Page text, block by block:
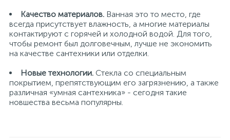
Качество материалов. Ванная это то место, где
всегда присутствует влажность, а многие материалы
контактируют с горячей и холодной водой. Для того,
чтобы ремонт был долговечным, лучше не экономить
на качестве сантехники или отделки.
Новые технологии. Стекла со специальным
покрытием, препятствующим его загрязнению, а также
различная «умная сантехника» - сегодня такие
новшества весьма популярны.